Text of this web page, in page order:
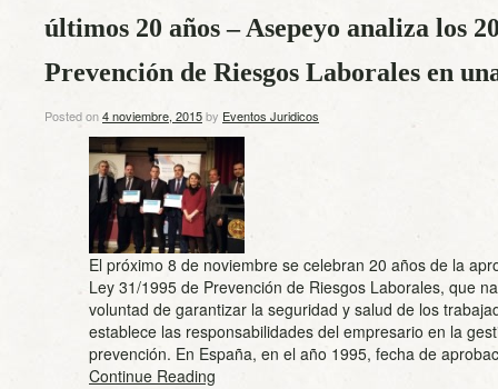
últimos 20 años – Asepeyo analiza los
Prevención de Riesgos Laborales en
Posted on4 noviembre, 2015by Eventos Juridicos
El próximo 8 de noviembre se celebran 20 años de la
Ley 31/1995 de Prevención de Riesgos Laborales, que
voluntad de garantizar la seguridad y salud de los
establece las responsabilidades del empresario en la
prevención. En España, en el año 1995, fecha de
Continue Reading